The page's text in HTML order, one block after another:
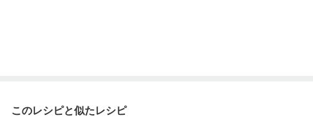
このレシピと似たレシピ